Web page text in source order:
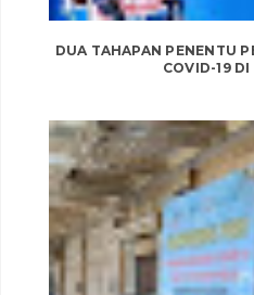
DUA TAHAPAN PENENTU
COVID-19